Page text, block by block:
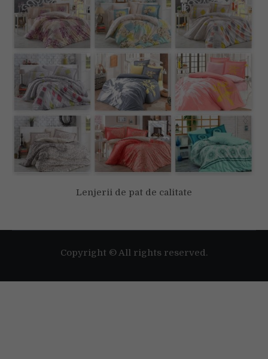
Lenjerii de pat de calitate
Copyright © All rights reserved.